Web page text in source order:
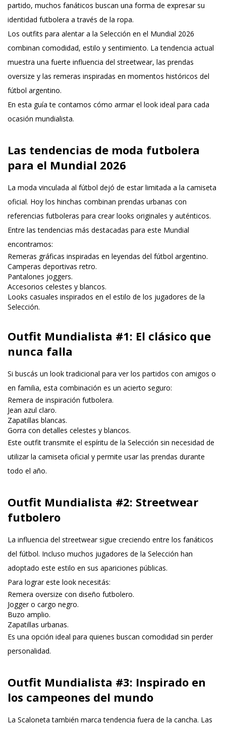
partido, muchos fanáticos buscan una forma de expresar su
identidad futbolera a través de la ropa.
Los outfits para alentar a la Selección en el Mundial 2026
combinan comodidad, estilo y sentimiento. La tendencia actual
muestra una fuerte influencia del streetwear, las prendas
oversize y las remeras inspiradas en momentos históricos del
fútbol argentino.
En esta guía te contamos cómo armar el look ideal para cada
ocasión mundialista.
Las tendencias de moda futbolera
para el Mundial 2026
La moda vinculada al fútbol dejó de estar limitada a la camiseta
oficial. Hoy los hinchas combinan prendas urbanas con
referencias futboleras para crear looks originales y auténticos.
Entre las tendencias más destacadas para este Mundial
encontramos:
Remeras gráficas inspiradas en leyendas del fútbol argentino.
Camperas deportivas retro.
Pantalones joggers.
Accesorios celestes y blancos.
Looks casuales inspirados en el estilo de los jugadores de la
Selección.
Outfit Mundialista #1: El clásico que
nunca falla
Si buscás un look tradicional para ver los partidos con amigos o
en familia, esta combinación es un acierto seguro:
Remera de inspiración futbolera.
Jean azul claro.
Zapatillas blancas.
Gorra con detalles celestes y blancos.
Este outfit transmite el espíritu de la Selección sin necesidad de
utilizar la camiseta oficial y permite usar las prendas durante
todo el año.
Outfit Mundialista #2: Streetwear
futbolero
La influencia del streetwear sigue creciendo entre los fanáticos
del fútbol. Incluso muchos jugadores de la Selección han
adoptado este estilo en sus apariciones públicas.
Para lograr este look necesitás:
Remera oversize con diseño futbolero.
Joggero cargo negro.
Buzo amplio.
Zapatillas urbanas.
Es una opción ideal para quienes buscan comodidad sin perder
personalidad.
Outfit Mundialista #3: Inspirado en
los campeones del mundo
La Scaloneta también marca tendencia fuera de la cancha. Las